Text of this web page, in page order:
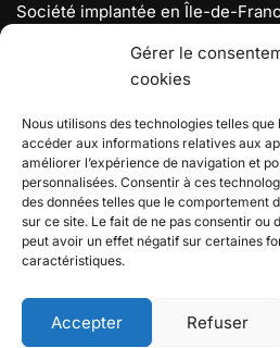
Gérer le
cookies
Nous utilisons des technologies telles
accéder aux informations relatives aux
améliorer l’expérience de navigation et
personnalisées. Consentir à ces
des données telles que le comportement
sur ce site. Le fait de ne pas consentir ou
peut avoir un effet négatif sur certaines
caractéristiques.
Accepter Refuser
Société implantée en Île-de-
Téléphone : +33 7 56 98 18 19
Lundi au vendredi : 9h30 – 17h30
BOUTIQUE POKEMON
Boutique spécialisée sur
l’aventure et attrapez-les tous !
Store Pokemon 2024 © –
(non affiliée à The Pokemon